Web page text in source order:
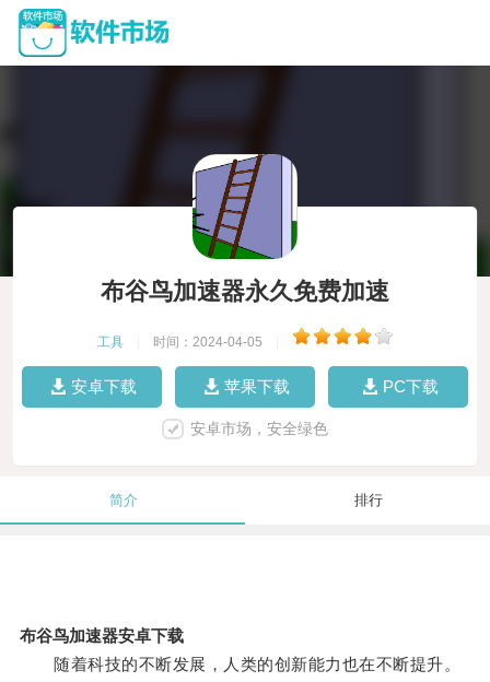
布谷鸟加速器永久免费加速
工具 时间：2024-04-05
安卓下载 苹果下载 PC下载
安卓市场，安全绿色
简介 排行
布谷鸟加速器安卓下载
随着科技的不断发展，人类的创新能力也在不断提升。